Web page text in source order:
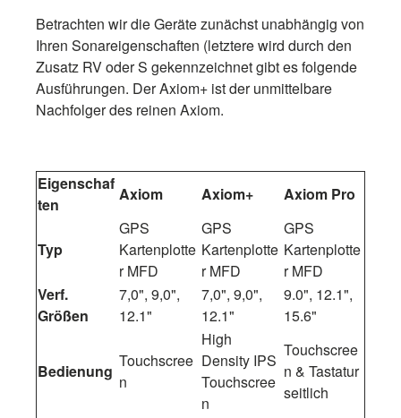
Betrachten wir die Geräte zunächst unabhängig von
Ihren Sonareigenschaften (letztere wird durch den
Zusatz RV oder S gekennzeichnet gibt es folgende
Ausführungen. Der Axiom+ ist der unmittelbare
Nachfolger des reinen Axiom.
Eigenschaf
ten
Axiom Axiom+ Axiom Pro
Typ
GPS
Kartenplotte
r MFD
GPS
Kartenplotte
r MFD
GPS
Kartenplotte
r MFD
Verf.
Größen
7,0", 9,0",
12.1"
7,0", 9,0",
12.1"
9.0", 12.1",
15.6"
Bedienung
Touchscree
n
High
Density IPS
Touchscree
n
Touchscree
n & Tastatur
seitlich